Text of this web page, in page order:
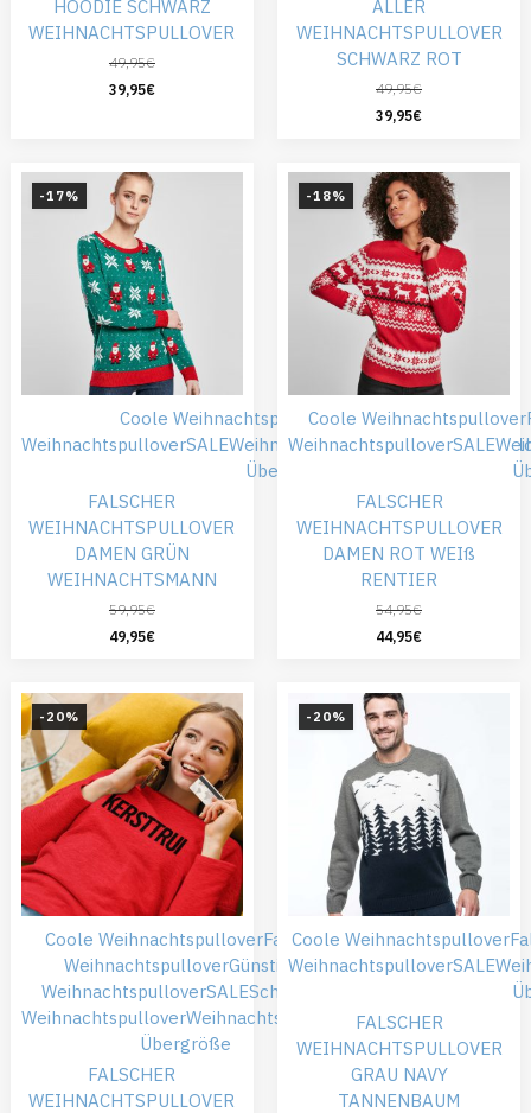
HOODIE SCHWARZ
WEIHNACHTSPULLOVER
49,95€
39,95€
ALLER
WEIHNACHTSPULLOVER
SCHWARZ ROT
49,95€
39,95€
-17%
Coole WeihnachtspulloverDamenFalsche
WeihnachtspulloverSALEWeihnachtskleidung
Übergröße
FALSCHER
WEIHNACHTSPULLOVER
DAMEN GRÜN
WEIHNACHTSMANN
59,95€
49,95€
-18%
Coole Weihnachtspullover
WeihnachtspulloverSALE
FALSCHER
WEIHNACHTSPULLOVER
DAMEN ROT WEIß
RENTIER
54,95€
44,95€
-20%
Coole WeihnachtspulloverFalsche
WeihnachtspulloverGünstiger
WeihnachtspulloverSALESchwarze
WeihnachtspulloverWeihnachtspullover
Übergröße
FALSCHER
WEIHNACHTSPULLOVER
-20%
Coole Weihnachtspullover
WeihnachtspulloverSALE
FALSCHER
WEIHNACHTSPULLOVER
GRAU NAVY
TANNENBAUM